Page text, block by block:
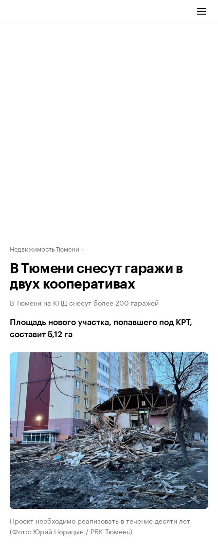
Недвижимость Тюмени
В Тюмени снесут гаражи в
двух кооперативах
В Тюмени на КПД снесут более 200 гаражей
Площадь нового участка, попавшего под КРТ,
составит 5,12 га
Проект необходимо реализовать в течение десяти лет
(Фото: Юрий Норицын / РБК Тюмень)